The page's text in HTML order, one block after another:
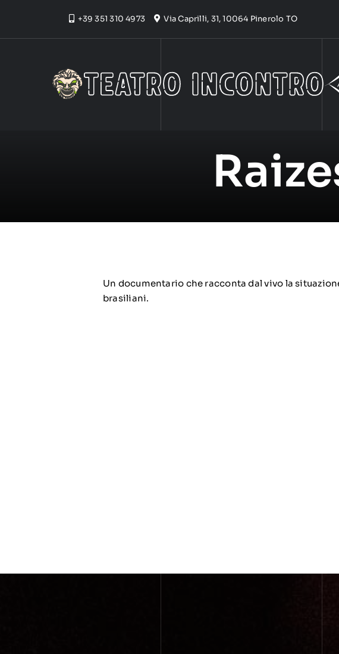
content
+39 351 310 4973 Via Caprilli, 31, 10064 Pinerolo TO
Un documentario che racconta dal vivo la
brasiliani.